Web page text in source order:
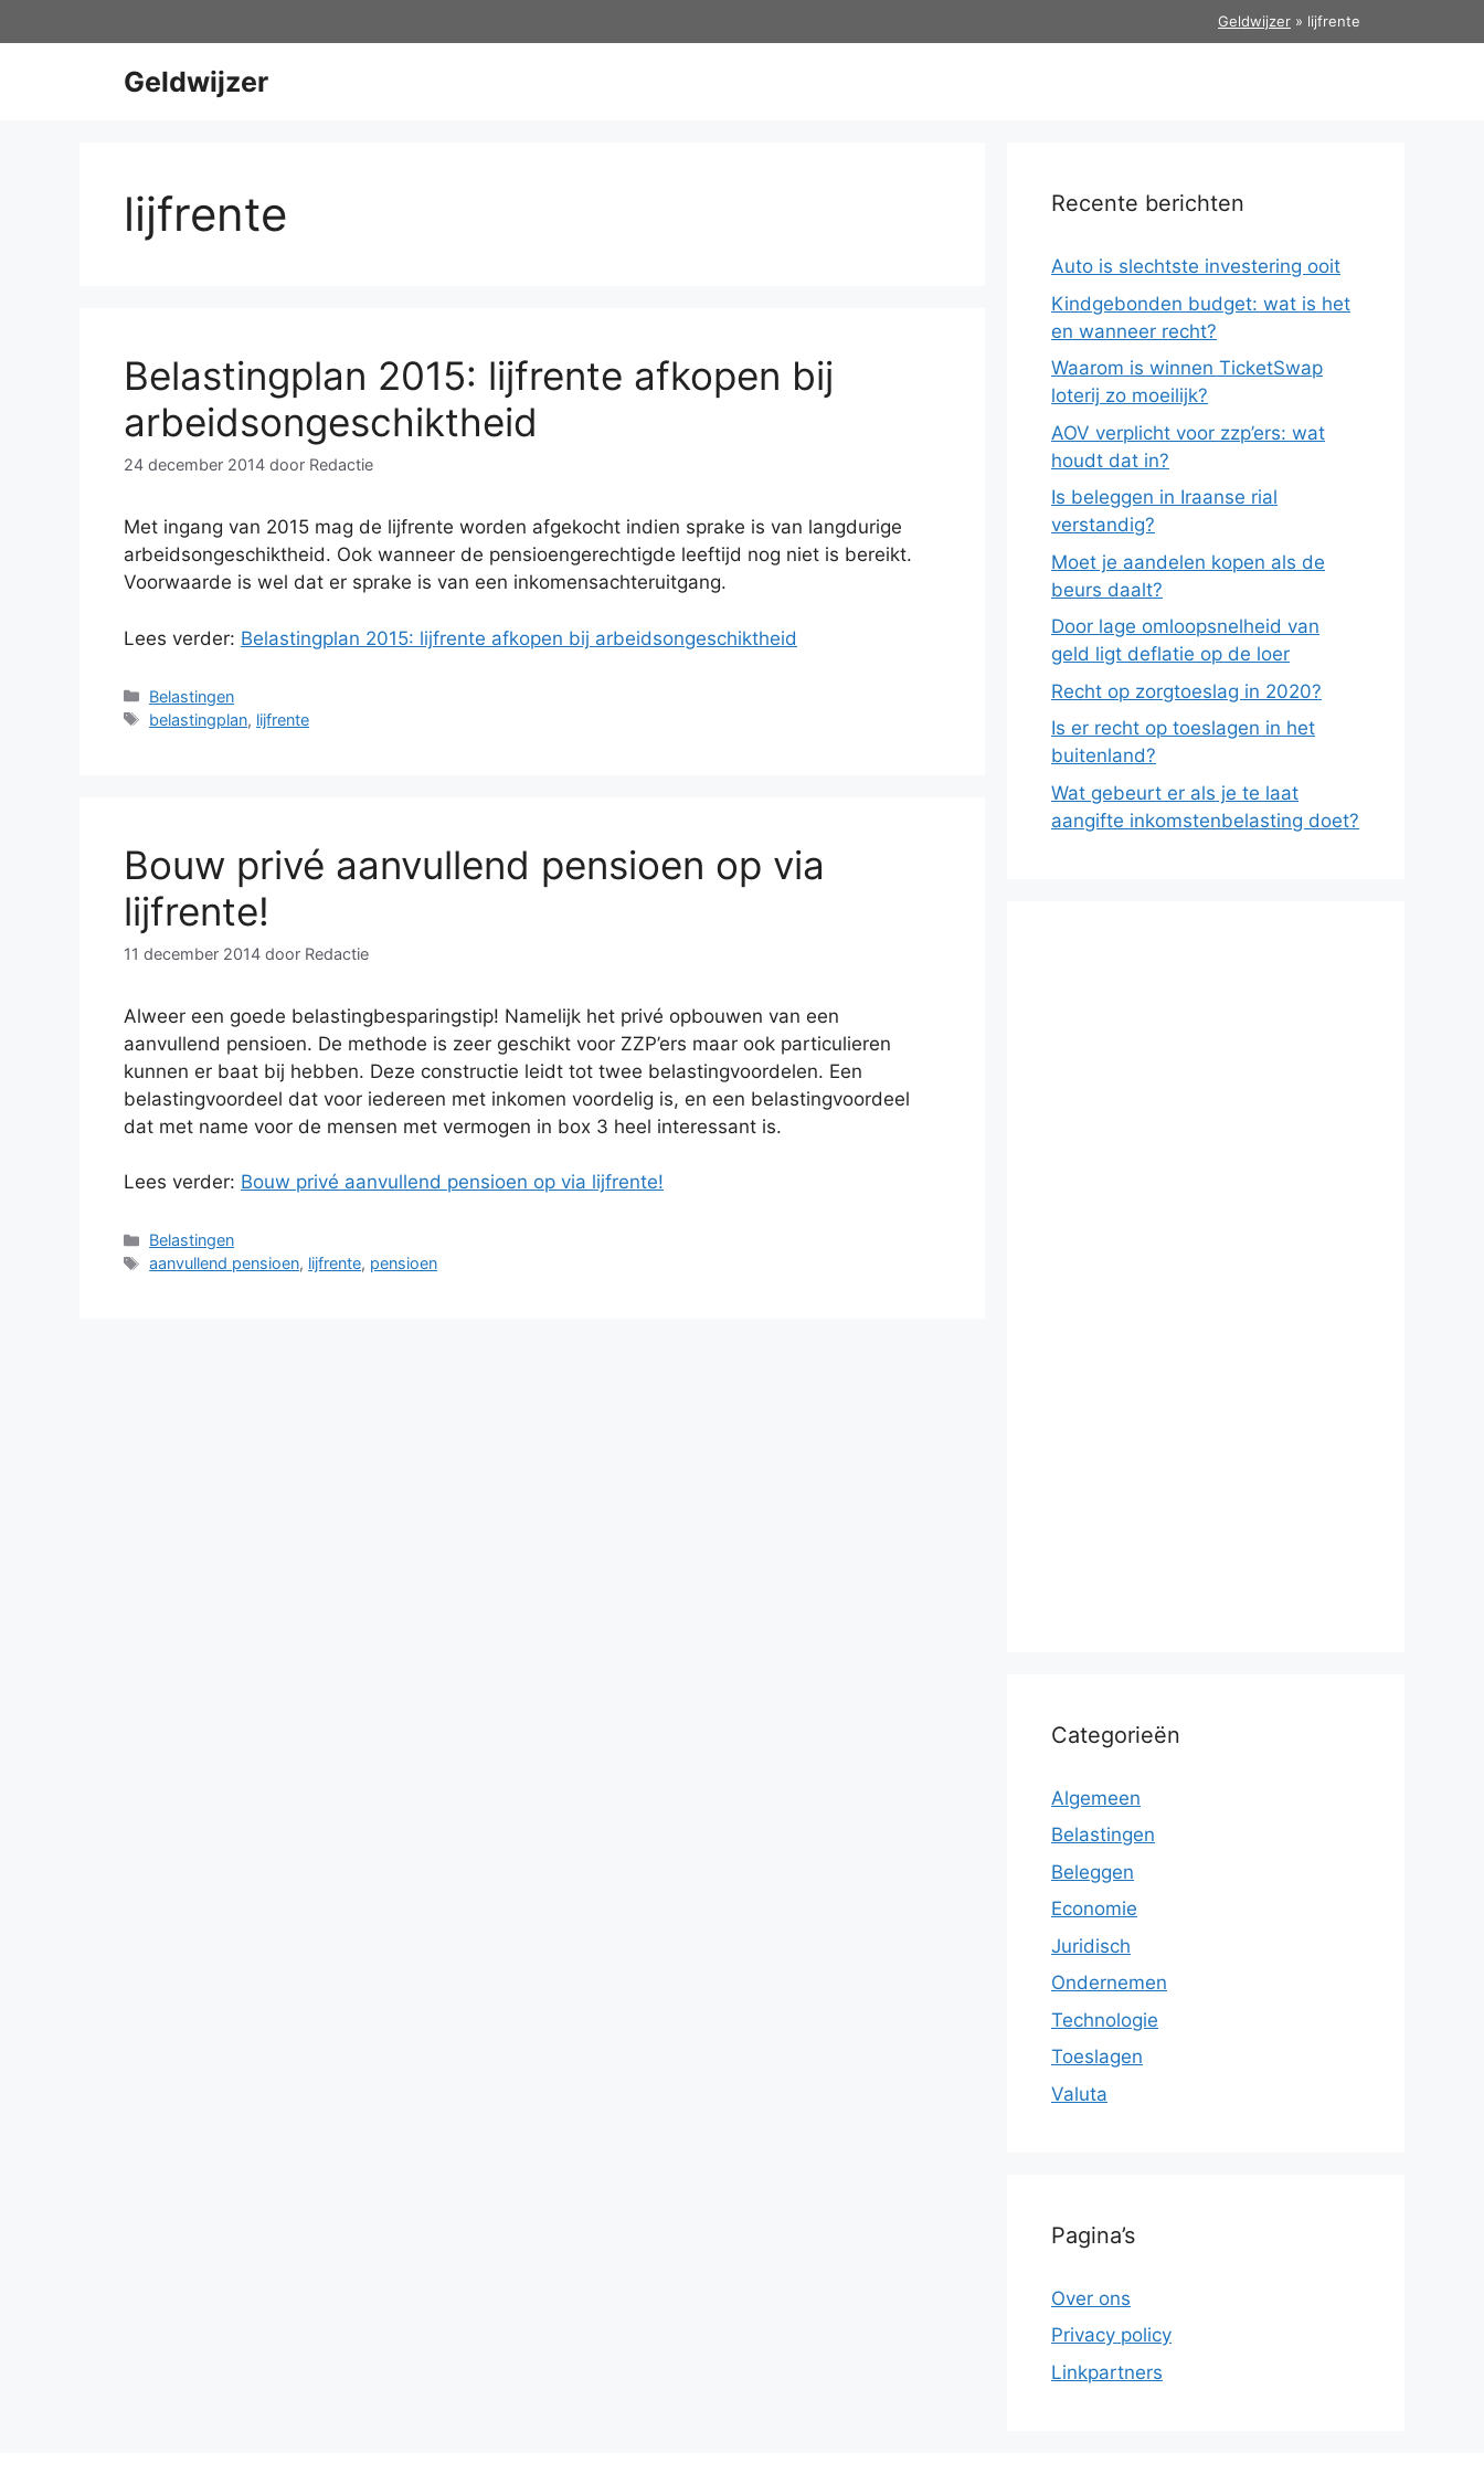
naar
Geldwijzer » lijfrente
Geldwijzer
lijfrente
Belastingplan 2015: lijfrente afkopen bij
arbeidsongeschiktheid
24 december 2014 door Redactie
Met ingang van 2015 mag de lijfrente worden afgekocht indien sprake is van langdurige
arbeidsongeschiktheid. Ook wanneer de pensioengerechtigde leeftijd nog niet is bereikt.
Voorwaarde is wel dat er sprake is van een inkomensachteruitgang.
Lees verder: Belastingplan 2015: lijfrente afkopen bij arbeidsongeschiktheid
Categorieën
Belastingen
Tags
belastingplan, lijfrente
Bouw privé aanvullend pensioen op via
lijfrente!
11 december 2014 door Redactie
Alweer een goede belastingbesparingstip! Namelijk het privé opbouwen van een
aanvullend pensioen. De methode is zeer geschikt voor ZZP’ers maar ook particulieren
kunnen er baat bij hebben. Deze constructie leidt tot twee belastingvoordelen. Een
belastingvoordeel dat voor iedereen met inkomen voordelig is, en een belastingvoordeel
dat met name voor de mensen met vermogen in box 3 heel interessant is.
Lees verder: Bouw privé aanvullend pensioen op via lijfrente!
Categorieën
Belastingen
Tags
aanvullend pensioen, lijfrente, pensioen
Recente berichten
Auto is slechtste investering ooit
Kindgebonden budget: wat is het
en wanneer recht?
Waarom is winnen TicketSwap
loterij zo moeilijk?
AOV verplicht voor zzp’ers: wat
houdt dat in?
Is beleggen in Iraanse rial
verstandig?
Moet je aandelen kopen als de
beurs daalt?
Door lage omloopsnelheid van
geld ligt deflatie op de loer
Recht op zorgtoeslag in 2020?
Is er recht op toeslagen in het
buitenland?
Wat gebeurt er als je te laat
aangifte inkomstenbelasting doet?
Categorieën
Algemeen
Belastingen
Beleggen
Economie
Juridisch
Ondernemen
Technologie
Toeslagen
Valuta
Pagina’s
Over ons
Privacy policy
Linkpartners